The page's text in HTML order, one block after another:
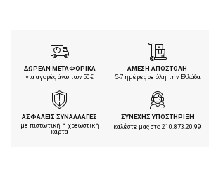
ΔΩΡΕΑΝ ΜΕΤΑΦΟΡΙΚΑ
για αγορές άνω των 50€
ΑΜΕΣΗ ΑΠΟΣΤΟΛΗ
5-7 ημέρες σε όλη την Ελλάδα
ΑΣΦΑΛΕΙΣ ΣΥΝΑΛΛΑΓΕΣ
με πιστωτική ή χρεωστική
κάρτα
ΣΥΝΕΧΗΣ ΥΠΟΣΤΗΡΙΞΗ
καλέστε μας στο210.873.20.99